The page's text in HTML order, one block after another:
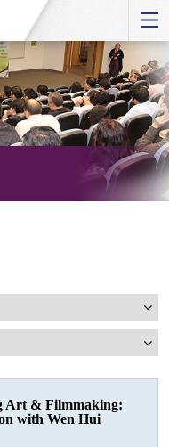
Art & Filmmaking:
with Wen Hui